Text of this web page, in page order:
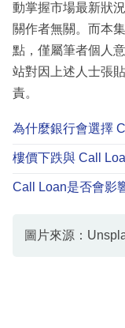
動掌握市場最新狀
關作者無關。而本
點，僅屬筆者個人
站對因上述人士張
責。
為什麼銀行會選擇
樓價下跌與 Call
Call Loan是否會影
圖片來源：